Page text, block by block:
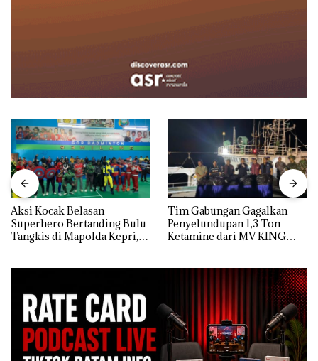
Aksi Kocak Belasan
Superhero Bertanding Bulu
Tangkis di Mapolda Kepri,
Tim Gabungan Gagalkan
Penyelundupan 1,3 Ton
Ketamine dari MV KING